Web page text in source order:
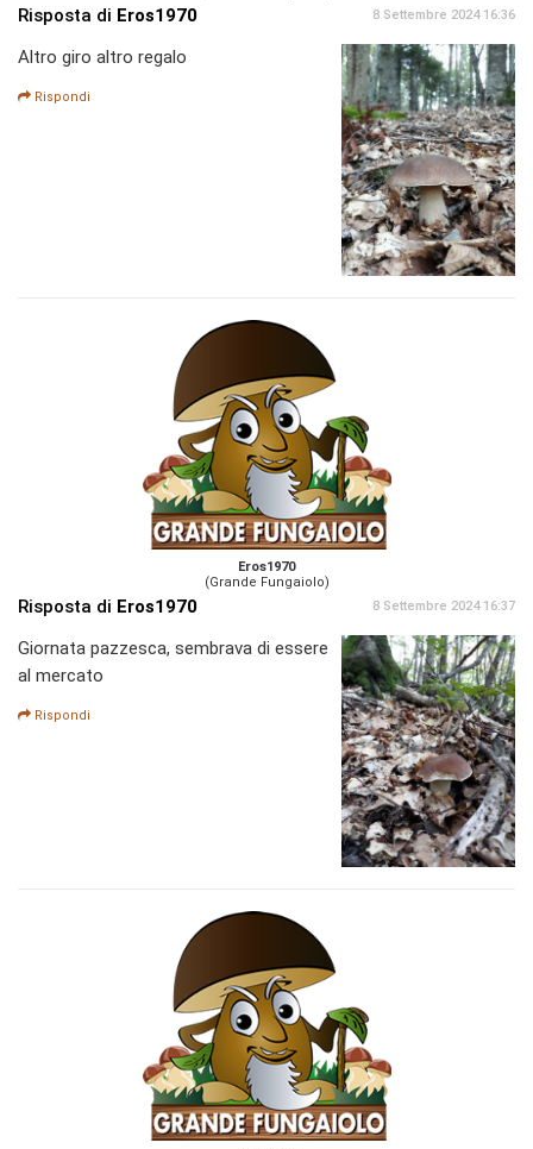
Risposta di Eros1970 8 Settembre 2024 16:36
Altro giro altro regalo
Rispondi
Eros1970
(Grande Fungaiolo)
Risposta di Eros1970 8 Settembre 2024 16:37
Giornata pazzesca, sembrava di essere
al mercato
Rispondi